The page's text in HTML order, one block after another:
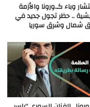
وباء كـ.ورونا والأزمة
.. حظر تجول جديد في
شمال وشرق سوريا